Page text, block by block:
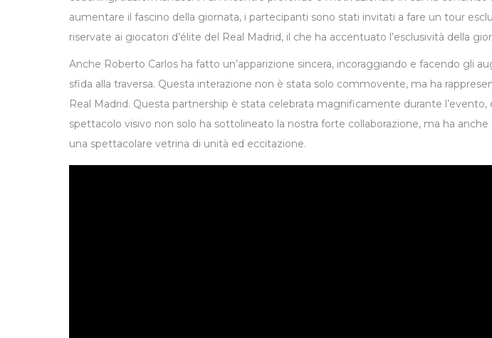
aumentare il fascino della giornata, i partecipanti sono stati invitati a fare un tour
riservate ai giocatori d’élite del Real Madrid, il che ha accentuato l’esclusività della
Anche Roberto Carlos ha fatto un’apparizione sincera, incoraggiando e facendo gli
sfida alla traversa. Questa interazione non è stata solo commovente, ma ha
Real Madrid. Questa partnership è stata celebrata magnificamente durante
spettacolo visivo non solo ha sottolineato la nostra forte collaborazione, ma ha
una spettacolare vetrina di unità ed eccitazione.